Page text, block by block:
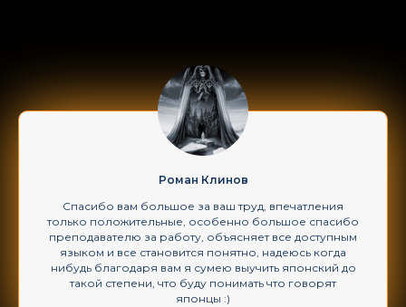
Роман Клинов
Спасибо вам большое за ваш труд, впечатления
только положительные, особенно большое спасибо
преподавателю за работу, объясняет все доступным
языком и все становится понятно, надеюсь когда
нибудь благодаря вам я сумею выучить японский до
такой степени, что буду понимать что говорят
японцы :)